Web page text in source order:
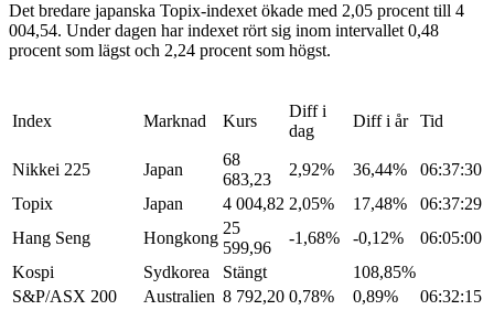
Det bredare japanska Topix-indexet ökade med 2,05 procent till 4
004,54. Under dagen har indexet rört sig inom intervallet 0,48
procent som lägst och 2,24 procent som högst.
Index Marknad Kurs
Diff i
dag
Diff i år Tid
Nikkei 225 Japan
68
683,23
2,92% 36,44%
06:37:30
Topix
Japan 4 004,82 2,05% 17,48%
06:37:29
Hang Seng
Hongkong
25
599,96
-1,68% -0,12%
06:05:00
Kospi
Sydkorea Stängt
108,85%
S&P/ASX 200
Australien 8 792,20 0,78% 0,89%
06:32:15